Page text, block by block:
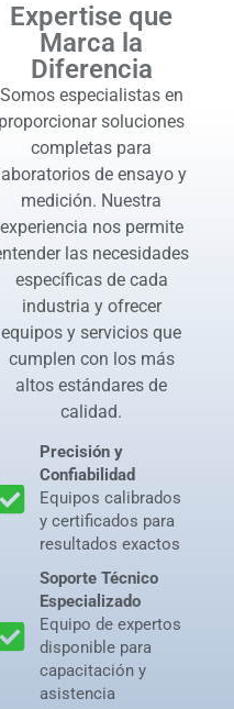
Expertise que
Marca la
Diferencia
Somos especialistas en
proporcionar soluciones
completas para
de ensayo y
medición. Nuestra
experiencia nos permite
las necesidades
específicas de cada
industria y ofrecer
equipos y servicios que
cumplen con los más
altos estándares de
calidad.
Precisión y
Confiabilidad
Equipos calibrados
y certificados para
resultados exactos
Soporte Técnico
Especializado
Equipo de expertos
disponible para
capacitación y
asistencia